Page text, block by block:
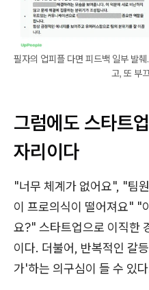
필자의 업피플 다면 피드백 일부 발
고, 또 부
그럼에도 스타트
자리이다
"너무 체계가 없어요", "팀
이 프로의식이 떨어져요" "
요?" 스타트업으로 이직한
이다. 더불어, 반복적인 갈
가'하는 의구심이 들 수 있